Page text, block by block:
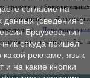
в образовательных
образования
Дополнительная
на странице сайта в
согласие на
данных (сведения о
Браузера; тип
откуда пришел
какой рекламе; язык
и на какие кнопки